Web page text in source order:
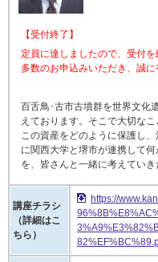
【受付終了】
定員に達しましたので、受付を
多数のお申込みいただき、誠に
百舌鳥･古市古墳群を世界文化
えております。そこで大切な
この資産をどのように保護し
に関西大学と堺市が連携して
を、皆さんと一緒に考えていき
講座チラシ
（詳細はこ
ちら）
https://